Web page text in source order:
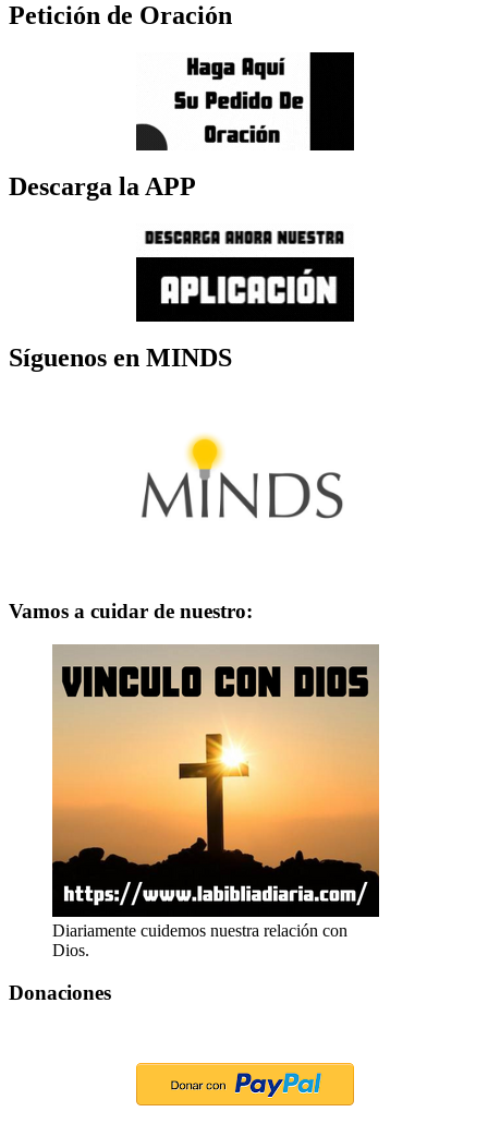
Petición de Oración
Descarga la APP
Síguenos en MINDS
Vamos a cuidar de nuestro:
Diariamente cuidemos nuestra relación con
Dios.
Donaciones